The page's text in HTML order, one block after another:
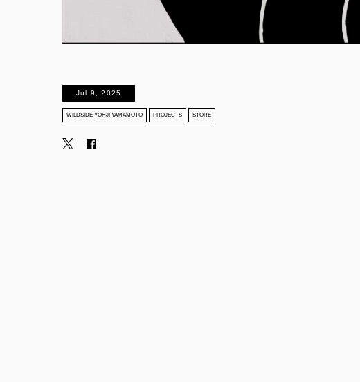
Jul 9, 2025
WILDSIDE YOHJI YAMAMOTO PROJECTS STORE